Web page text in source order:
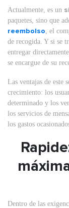
Actualmente, es un
paquetes, sino que
reembolso , el
de recogida. Y si se
entregar
se encargue de su
Las ventajas de este
crecimiento: los
determinado y los
los servicios de
los gastos
Dentro de las